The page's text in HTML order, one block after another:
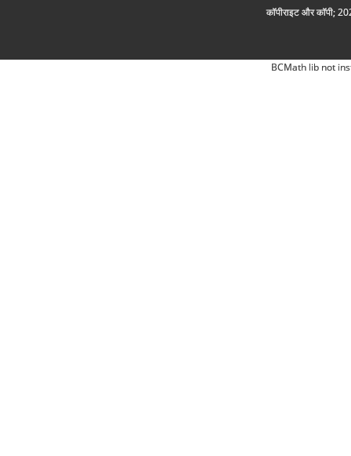
कॉपीराइट और कॉपी;
BCMath lib not